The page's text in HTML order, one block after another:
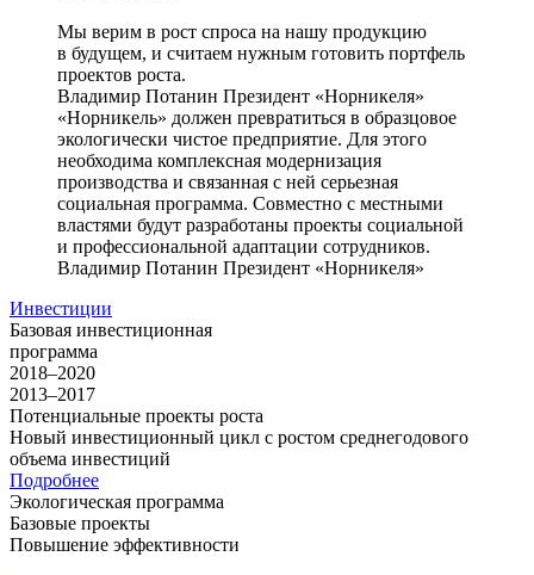
Мы верим в рост спроса на нашу продукцию
в будущем, и считаем нужным готовить портфель
проектов роста.
Владимир Потанин Президент «Норникеля»
«Норникель» должен превратиться в образцовое
экологически чистое предприятие. Для этого
необходима комплексная модернизация
производства и связанная с ней серьезная
социальная программа. Совместно с местными
властями будут разработаны проекты социальной
и профессиональной адаптации сотрудников.
Владимир Потанин Президент «Норникеля»
Инвестиции
Базовая инвестиционная
программа
2018–2020
2013–2017
Потенциальные проекты роста
Новый инвестиционный цикл с ростом среднегодового
объема инвестиций
Подробнее
Экологическая программа
Базовые проекты
Повышение эффективности